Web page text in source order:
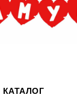
КАТАЛОГ